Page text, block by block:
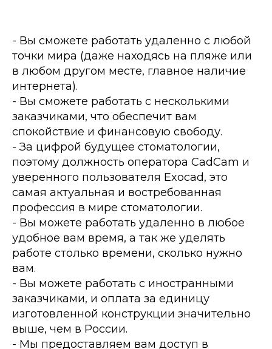
- Вы сможете работать удаленно с любой
точки мира (даже находясь на пляже или
в любом другом месте, главное наличие
интернета).
- Вы сможете работать с несколькими
заказчиками, что обеспечит вам
спокойствие и финансовую свободу.
- За цифрой будущее стоматологии,
поэтому должность оператора CadCam и
уверенного пользователя Exocad, это
самая актуальная и востребованная
профессия в мире стоматологии.
- Вы можете работать удаленно в любое
удобное вам время, а так же уделять
работе столько времени, сколько нужно
вам.
- Вы можете работать с иностранными
заказчиками, и оплата за единицу
изготовленной конструкции значительно
выше, чем в России.
- Мы предоставляем вам доступ в